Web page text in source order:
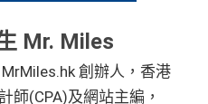
Mr. Miles
創辦人，香港
師(CPA)及網站主編，